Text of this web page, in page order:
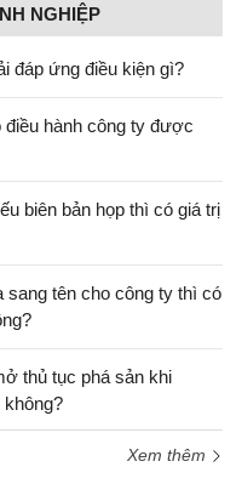
NGHIỆP
đáp ứng điều kiện gì?
hành công ty được
biên bản họp thì có giá trị
tên cho công ty thì có
thủ tục phá sản khi
Xem thêm